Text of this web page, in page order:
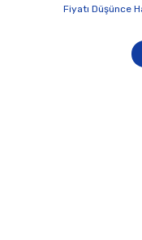
Fiyatı Düşünce